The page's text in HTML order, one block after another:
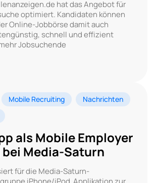
hat das Angebot für
optimiert. Kandidaten können
Online-Jobbörse damit auch
schnell und effizient
Jobsuchende
Mobile Recruiting
Nachrichten
als Mobile Employer
Media-Saturn
für die Media-Saturn-